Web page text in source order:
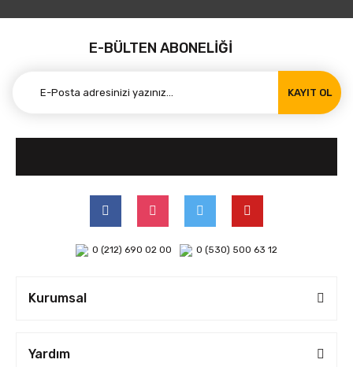
E-BÜLTEN ABONELİĞİ
KAYIT OL
0 (212) 690 02 00 0 (530) 500 63 12
Kurumsal
Yardım